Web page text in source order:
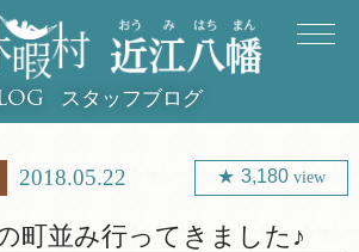
スタッフブログ
2018.05.22 3,180view
町並み行ってきました♪